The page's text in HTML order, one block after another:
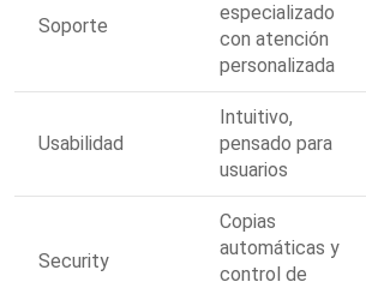
Soporte
especializado
con atención
personalizada
Usabilidad
Intuitivo,
pensado para
usuarios
Security
Copias
automáticas y
control de